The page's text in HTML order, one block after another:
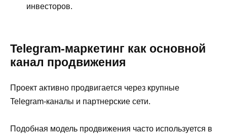
инвесторов.
Telegram-маркетинг как основной
канал продвижения
Проект активно продвигается через крупные
Telegram-каналы и партнерские сети.
Подобная модель продвижения часто используется в